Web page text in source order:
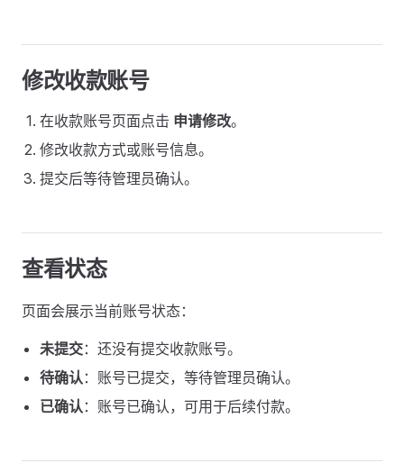
修改收款账号
在收款账号页面点击 申请修改。
修改收款方式或账号信息。
提交后等待管理员确认。
查看状态
页面会展示当前账号状态：
未提交：还没有提交收款账号。
待确认：账号已提交，等待管理员确认。
已确认：账号已确认，可用于后续付款。